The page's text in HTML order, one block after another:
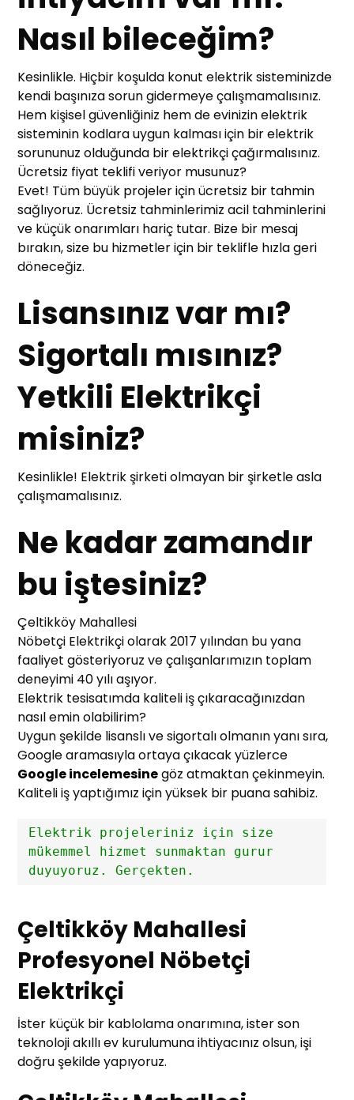
Nasıl bileceğim?
Kesinlikle. Hiçbir koşulda konut elektrik sisteminizde
kendi başınıza sorun gidermeye çalışmamalısınız.
Hem kişisel güvenliğiniz hem de evinizin elektrik
sisteminin kodlara uygun kalması için bir elektrik
sorununuz olduğunda bir elektrikçi çağırmalısınız.
Ücretsiz fiyat teklifi veriyor musunuz?
Evet! Tüm büyük projeler için ücretsiz bir tahmin
sağlıyoruz. Ücretsiz tahminlerimiz acil tahminlerini
ve küçük onarımları hariç tutar. Bize bir mesaj
bırakın, size bu hizmetler için bir teklifle hızla geri
döneceğiz.
Lisansınız var mı?
Sigortalı mısınız?
Yetkili Elektrikçi
misiniz?
Kesinlikle! Elektrik şirketi olmayan bir şirketle asla
çalışmamalısınız.
Ne kadar zamandır
bu iştesiniz?
Çeltikköy Mahallesi
Nöbetçi Elektrikçi olarak 2017 yılından bu yana
faaliyet gösteriyoruz ve çalışanlarımızın toplam
deneyimi 40 yılı aşıyor.
Elektrik tesisatımda kaliteli iş çıkaracağınızdan
nasıl emin olabilirim?
Uygun şekilde lisanslı ve sigortalı olmanın yanı sıra,
Google aramasıyla ortaya çıkacak yüzlerce
Google incelemesinegöz atmaktan çekinmeyin.
Kaliteli iş yaptığımız için yüksek bir puana sahibiz.
Elektrik projeleriniz için size
mükemmel hizmet sunmaktan gurur
duyuyoruz. Gerçekten.
Çeltikköy Mahallesi
Profesyonel Nöbetçi
Elektrikçi
İster küçük bir kablolama onarımına, ister son
teknoloji akıllı ev kurulumuna ihtiyacınız olsun, işi
doğru şekilde yapıyoruz.